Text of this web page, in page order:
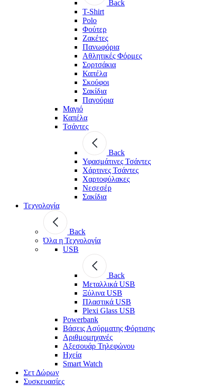
Back
T-Shirt
Polo
Φούτερ
Ζακέτες
Πανωφόρια
Αθλητικές Φόρμες
Σορτσάκια
Καπέλα
Σκούφοι
Σακίδια
Παγούρια
Μαγιό
Καπέλα
Τσάντες
Back
Υφασμάτινες Τσάντες
Χάρτινες Τσάντες
Χαρτοφύλακες
Νεσεσέρ
Σακίδια
Τεχνολογία
Back
Όλα η Τεχνολογία
USB
Back
Μεταλλικά USB
Ξύλινα USB
Πλαστικά USB
Plexi Glass USB
Powerbank
Βάσεις Ασύρματης Φόρτισης
Αριθμομηχανές
Αξεσουάρ Τηλεφώνου
Ηχεία
Smart Watch
Σετ Δώρων
Συσκευασίες